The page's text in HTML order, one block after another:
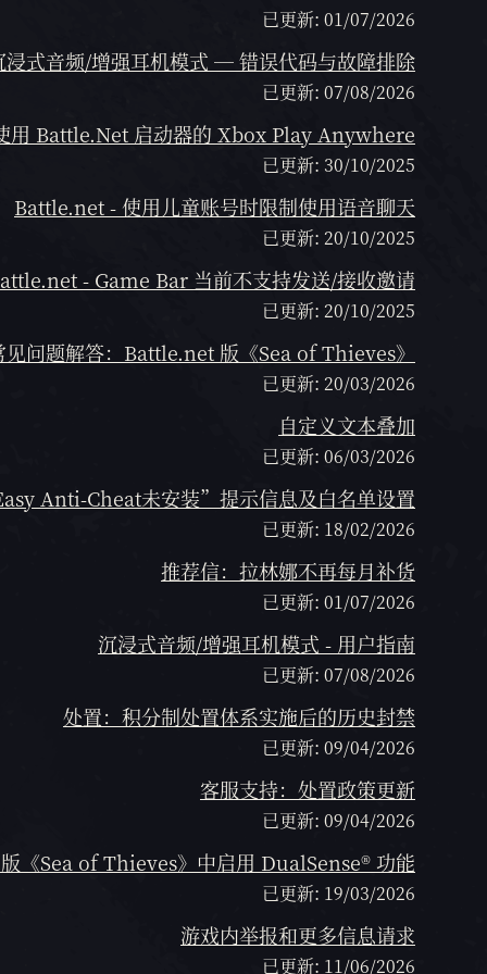
已更新: 01/07/2026
浸式音频/增强耳机模式 — 错误代码与故障排除
已更新: 07/08/2026
用 Battle.Net 启动器的 Xbox Play Anywhere
已更新: 30/10/2025
Battle.net - 使用儿童账号时限制使用语音聊天
已更新: 20/10/2025
- Game Bar 当前不支持发送/接收邀请
已更新: 20/10/2025
见问题解答：Battle.net 版《Sea of Thieves》
已更新: 20/03/2026
自定义文本叠加
已更新: 06/03/2026
Anti-Cheat未安装”提示信息及白名单设置
已更新: 18/02/2026
推荐信：拉林娜不再每月补货
已更新: 01/07/2026
沉浸式音频/增强耳机模式 - 用户指南
已更新: 07/08/2026
处置：积分制处置体系实施后的历史封禁
已更新: 09/04/2026
客服支持：处置政策更新
已更新: 09/04/2026
《Sea of Thieves》中启用 DualSense® 功能
已更新: 19/03/2026
游戏内举报和更多信息请求
已更新: 11/06/2026